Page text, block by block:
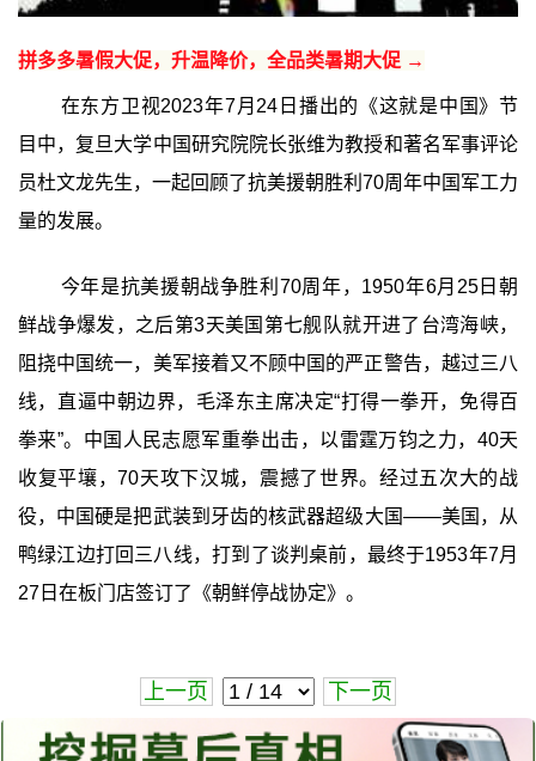
拼多多暑假大促，升温降价，全品类暑期大促 →
在东方卫视2023年7月24日播出的《这就是中国》节
目中，复旦大学中国研究院院长张维为教授和著名军事评论
员杜文龙先生，一起回顾了抗美援朝胜利70周年中国军工力
量的发展。
今年是抗美援朝战争胜利70周年，1950年6月25日朝
鲜战争爆发，之后第3天美国第七舰队就开进了台湾海峡，
阻挠中国统一，美军接着又不顾中国的严正警告，越过三八
线，直逼中朝边界，毛泽东主席决定“打得一拳开，免得百
拳来”。中国人民志愿军重拳出击，以雷霆万钧之力，40天
收复平壤，70天攻下汉城，震撼了世界。经过五次大的战
役，中国硬是把武装到牙齿的核武器超级大国——美国，从
鸭绿江边打回三八线，打到了谈判桌前，最终于1953年7月
27日在板门店签订了《朝鲜停战协定》。
上一页 下一页